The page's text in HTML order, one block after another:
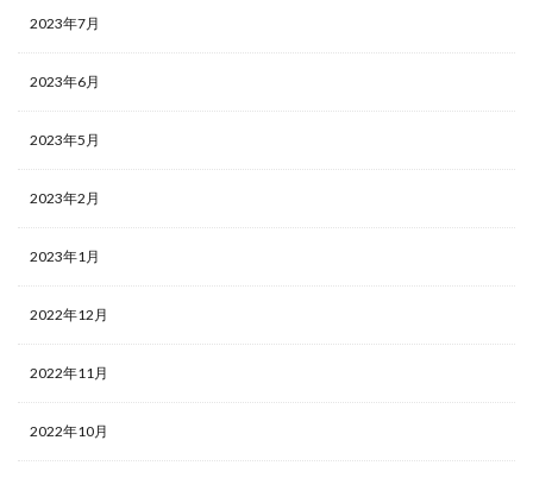
2023年7月
2023年6月
2023年5月
2023年2月
2023年1月
2022年12月
2022年11月
2022年10月